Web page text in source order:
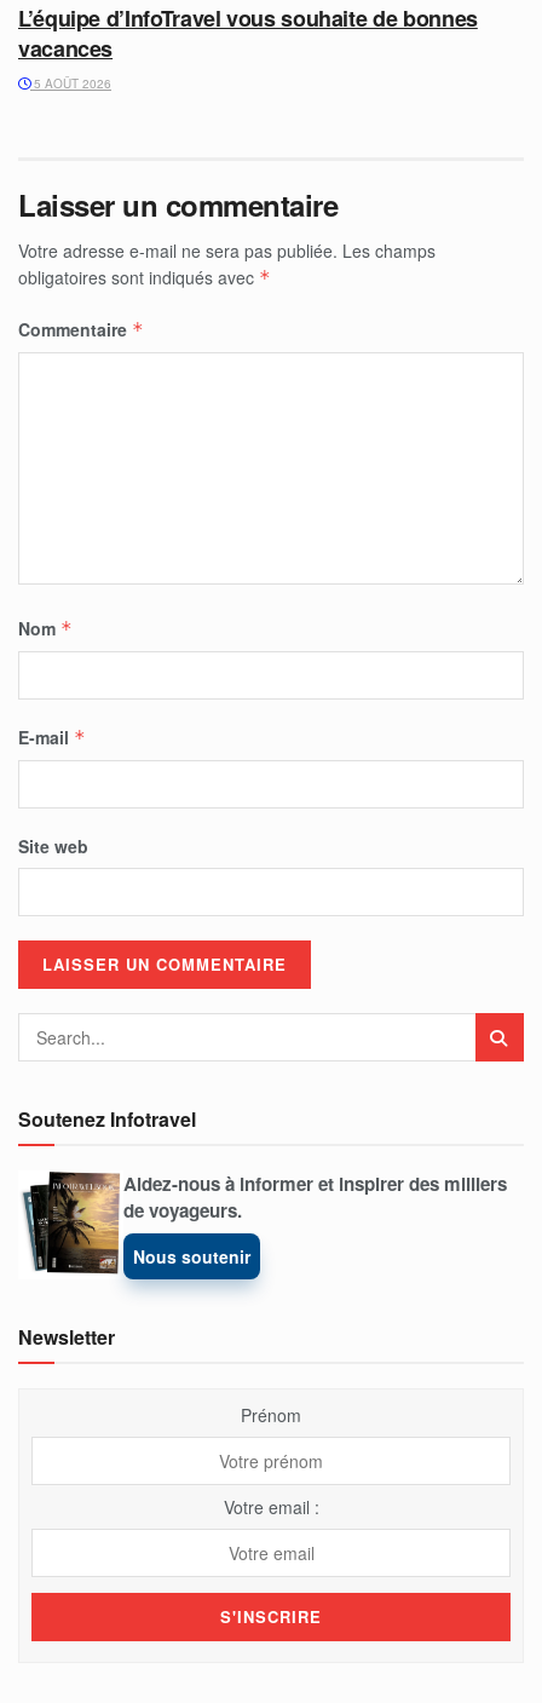
L’équipe d’InfoTravel vous souhaite de bonnes
vacances
5 AOÛT 2026
Laisser un commentaire
Votre adresse e-mail ne sera pas publiée. Les champs
obligatoires sont indiqués avec *
Commentaire *
Nom *
E-mail *
Site web
Soutenez Infotravel
Aidez-nous à informer et inspirer des milliers
de voyageurs.
Nous soutenir
Newsletter
Prénom
Votre email :